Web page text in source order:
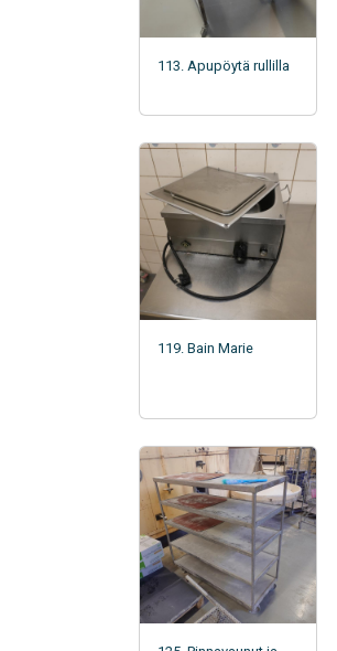
113. Apupöytä rullilla
119. Bain Marie